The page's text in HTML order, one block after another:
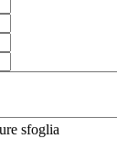
sfoglia